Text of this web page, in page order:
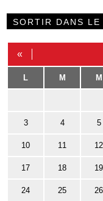
SORTIR DANS LE
«
L M M
3 4 5
10 11 12
17 18 19
24 25 26